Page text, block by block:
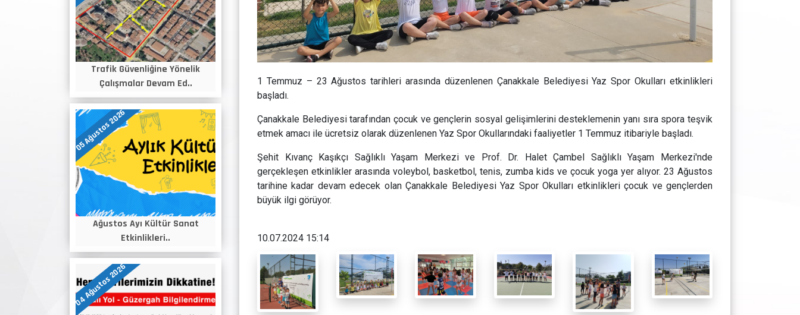
Trafik Güvenliğine Yönelik
Çalışmalar Devam Ed..
05 Ağustos 2026
Ağustos Ayı Kültür Sanat
Etkinlikleri..
04 Ağustos 2026
1 Temmuz – 23 Ağustos tarihleri arasında düzenlenen Çanakkale Belediyesi Yaz Spor Okulları etkinlikleri
başladı.
Çanakkale Belediyesi tarafından çocuk ve gençlerin sosyal gelişimlerini desteklemenin yanı sıra spora teşvik
etmek amacı ile ücretsiz olarak düzenlenen Yaz Spor Okullarındaki faaliyetler 1 Temmuz itibariyle başladı.
Şehit Kıvanç Kaşıkçı Sağlıklı Yaşam Merkezi ve Prof. Dr. Halet Çambel Sağlıklı Yaşam Merkezi'nde
gerçekleşen etkinlikler arasında voleybol, basketbol, tenis, zumba kids ve çocuk yoga yer alıyor. 23 Ağustos
tarihine kadar devam edecek olan Çanakkale Belediyesi Yaz Spor Okulları etkinlikleri çocuk ve gençlerden
büyük ilgi görüyor.
10.07.2024 15:14